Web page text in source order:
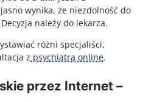
wynika, że niezdolność do
należy do lekarza.
różni specjaliści,
z psychiatrą online.
przez Internet –